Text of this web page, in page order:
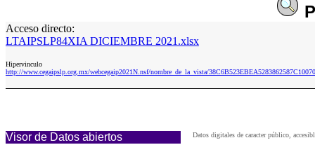
Acceso directo:
LTAIPSLP84XIA DICIEMBRE 2021.xlsx
Hipervinculo
http://www.cegaipslp.org.mx/webcegaip2021N.nsf/nombre_de_la_vista/
Visor de Datos abiertos Datos digitales de caracter público,